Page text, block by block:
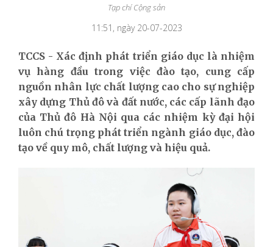
Tạp chí Cộng sản
11:51, ngày 20-07-2023
TCCS - Xác định phát triển giáo dục là nhiệm
vụ hàng đầu trong việc đào tạo, cung cấp
nguồn nhân lực chất lượng cao cho sự nghiệp
xây dựng Thủ đô và đất nước, các cấp lãnh đạo
của Thủ đô Hà Nội qua các nhiệm kỳ đại hội
luôn chú trọng phát triển ngành giáo dục, đào
tạo về quy mô, chất lượng và hiệu quả.